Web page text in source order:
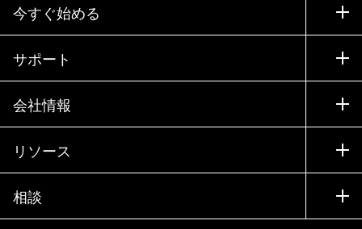
今すぐ始める
購入方法
営業チームへのお問い合わせ
パートナーを検索
エグゼクティブ ブリーフィング
製品A-Z
サポート
サポート
トレーニング
ドキュメント
ナレッジ ベース
コミュニティ
会社情報
会社情報
パートナー
採用情報
リソース
ニュースルーム
イベント
相談